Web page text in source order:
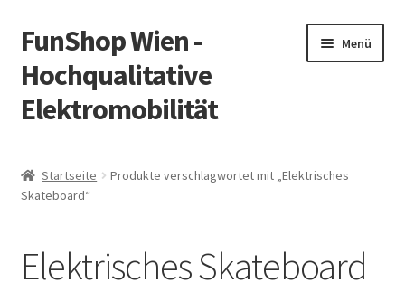
Zur
Navigation
springen
Zum
Inhalt
springen
FunShop Wien -
Hochqualitative
Elektromobilität
Menü
Informationen zur Rechtslage in Österreich
öffnen
Startseite
Produkte verschlagwortet mit „Elektrisches
Skateboard“
Elektrisches Skateboard